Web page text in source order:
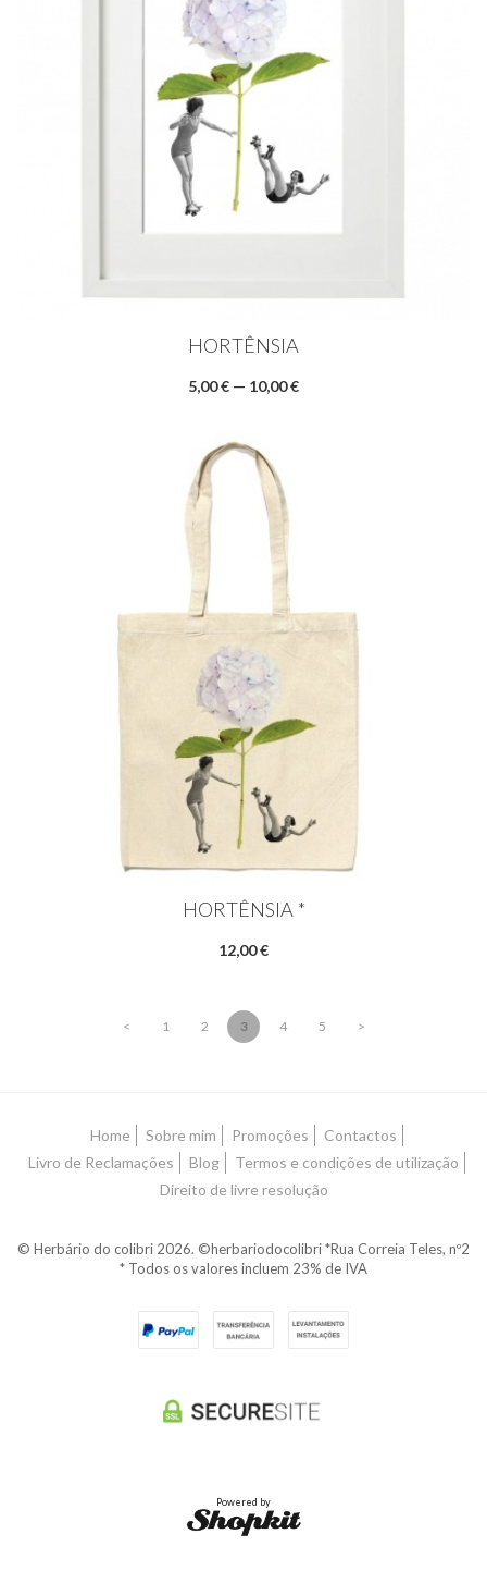
HORTÊNSIA
5,00 € — 10,00 €
HORTÊNSIA *
12,00 €
< 1 2 3 4 5 >
Home Sobre mim Promoções
Contactos
Livro de Reclamações
Blog
Termos e condições de utilização
Direito de livre resolução
© Herbário do colibri 2026. ©herbariodocolibri *Rua Correia Teles, nº2
* Todos os valores incluem 23% de IVA
Powered by